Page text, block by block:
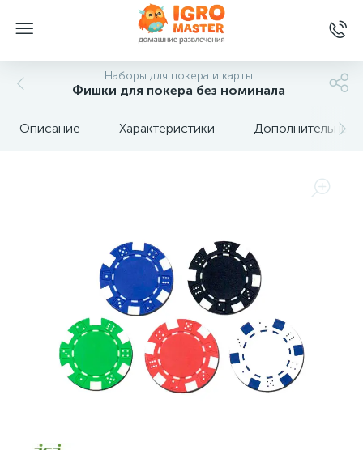
Наборы для покера и карты
Фишки для покера без номинала
Описание Характеристики Дополнительные